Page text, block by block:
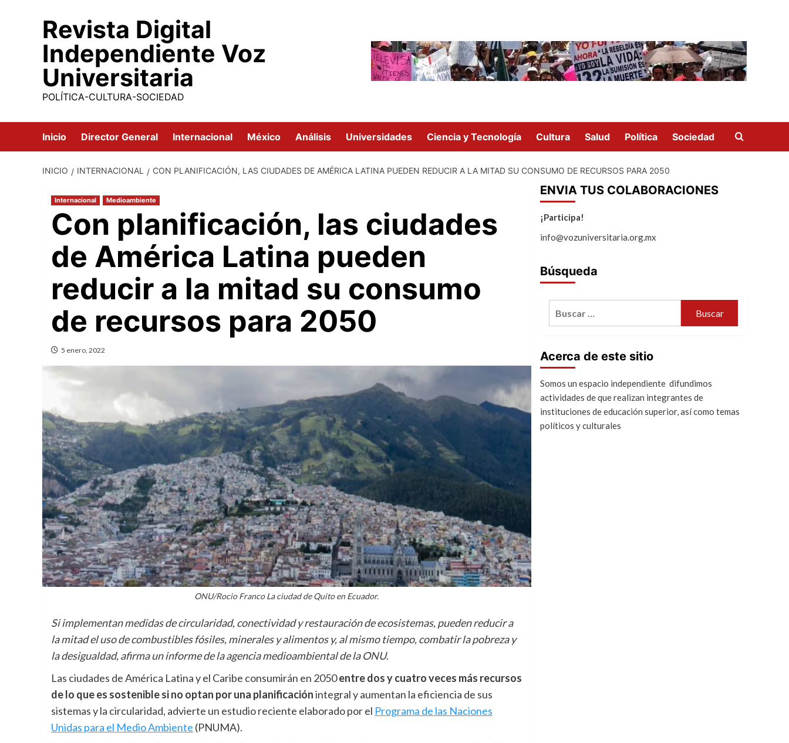
Revista Digital
Independiente Voz
Universitaria
POLÍTICA-CULTURA-SOCIEDAD
Inicio Director General Internacional México Análisis Universidades Ciencia y Tecnología Cultura Salud Política Sociedad
INICIO INTERNACIONAL CON PLANIFICACIÓN, LAS CIUDADES DE AMÉRICA LATINA PUEDEN REDUCIR A LA MITAD SU CONSUMO DE RECURSOS PARA 2050
Internacional Medioambiente
Con planificación, las ciudades
de América Latina pueden
reducir a la mitad su consumo
de recursos para 2050
5 enero, 2022
ONU/Rocio Franco La ciudad de Quito en Ecuador.
Si implementan medidas de circularidad, conectividad y restauración de ecosistemas, pueden reducir a
la mitad el uso de combustibles fósiles, minerales y alimentos y, al mismo tiempo, combatir la pobreza y
la desigualdad, afirma un informe de la agencia medioambiental de la ONU.
Las ciudades de América Latina y el Caribe consumirán en 2050entre dos y cuatro veces más recursos
de lo que es sostenible si no optan por una planificaciónintegral y aumentan la eficiencia de sus
sistemas y la circularidad, advierte un estudio reciente elaborado por el Programa de las Naciones
Unidas para el Medio Ambiente (PNUMA).
ENVIA TUS COLABORACIONES
¡Participa!
info@vozuniversitaria.org.mx
Búsqueda
Acerca de este sitio
Somos un espacio independiente difundimos
actividades de que realizan integrantes de
instituciones de educación superior, así como temas
políticos y culturales